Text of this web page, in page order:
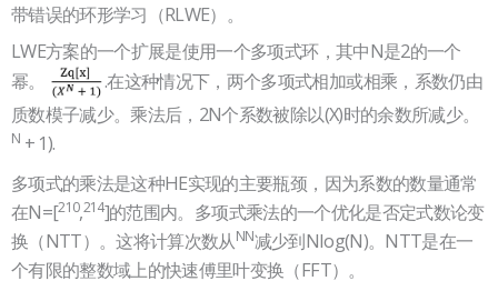
带错误的环形学习（RLWE）。
LWE方案的一个扩展是使用一个多项式环，其中N是2的一个
幂。
.在这种情况下，两个多项式相加或相乘，系数仍由
质数模子减少。乘法后，2N个系数被除以(X)时的余数所减少。
N + 1).
多项式的乘法是这种HE实现的主要瓶颈，因为系数的数量通常
在N=[210,214]的范围内。多项式乘法的一个优化是否定式数论变
换（NTT）。这将计算次数从NN减少到Nlog(N)。NTT是在一
个有限的整数域上的快速傅里叶变换（FFT）。